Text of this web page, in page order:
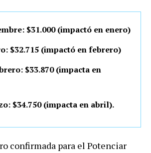
$31.000 (impactó en enero)
$32.715 (impactó en febrero)
$33.870 (impacta en
$34.750 (impacta en abril).
confirmada para el Potenciar